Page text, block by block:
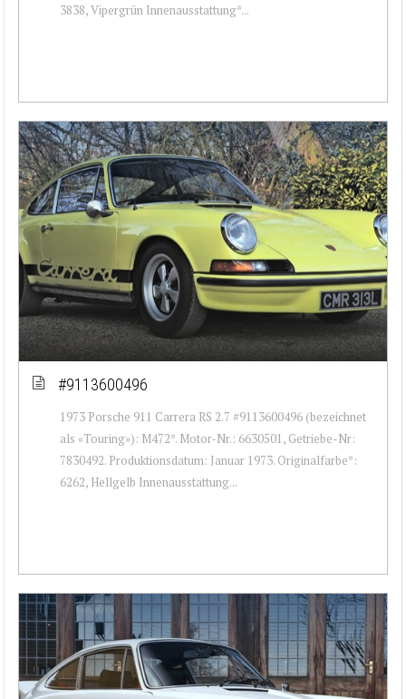
3838, Vipergrün Innenausstattung*...
#9113600496
1973 Porsche 911 Carrera RS 2.7 #9113600496 (bezeichnet
als «Touring»): M472*. Motor-Nr.: 6630501, Getriebe-Nr:
7830492. Produktionsdatum: Januar 1973. Originalfarbe*:
6262, Hellgelb Innenausstattung...